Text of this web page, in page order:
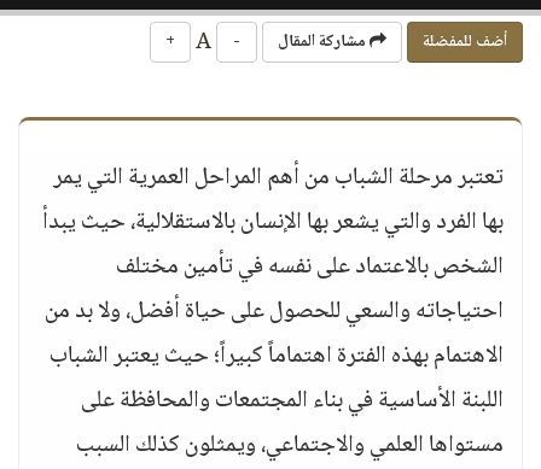
أضف للمفضلة مشاركة المقال -
+
تعتبر مرحلة الشباب من أهم المراحل العمرية التي يمر
بها الفرد والتي يشعر بها الإنسان بالاستقلالية، حيث يبدأ
الشخص بالاعتماد على نفسه في تأمين مختلف
احتياجاته والسعي للحصول على حياة أفضل، ولا بد من
الاهتمام بهذه الفترة اهتماماً كبيراً؛ حيث يعتبر الشباب
اللبنة الأساسية في بناء المجتمعات والمحافظة على
مستواها العلمي والاجتماعي، ويمثلون كذلك السبب